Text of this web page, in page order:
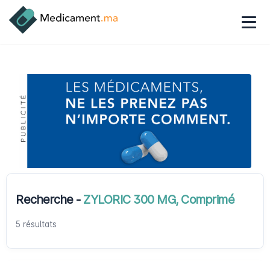
Recherche - ZYLORIC 300 MG, Comprimé
5 résultats